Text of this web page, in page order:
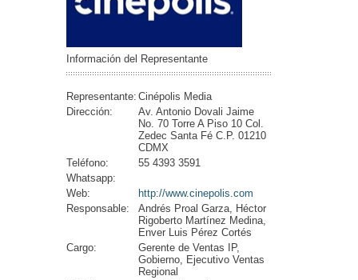
Información del Representante
Representante: Cinépolis Media
Dirección:
Av. Antonio Dovali Jaime
No. 70 Torre A Piso 10 Col.
Zedec Santa Fé C.P. 01210
CDMX
Teléfono:
55 4393 3591
Whatsapp:
Web:
http://www.cinepolis.com
Responsable:
Andrés Proal Garza, Héctor
Rigoberto Martínez Medina,
Enver Luis Pérez Cortés
Cargo:
Gerente de Ventas IP,
Gobierno, Ejecutivo Ventas
Regional